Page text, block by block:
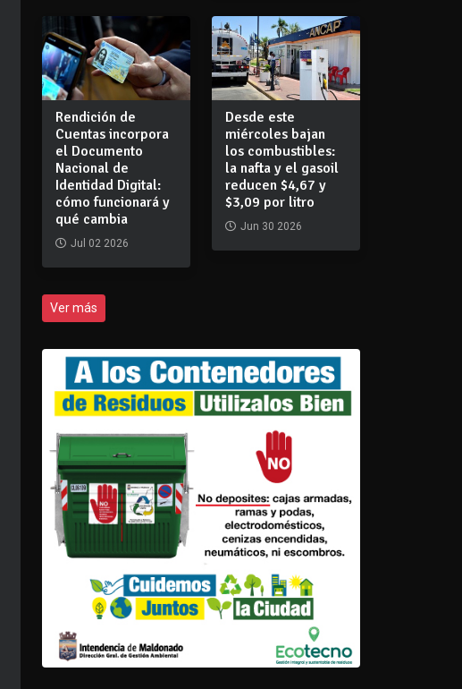
Rendición de
Cuentas incorpora
el Documento
Nacional de
Identidad Digital:
cómo funcionará y
qué cambia
Jul 02 2026
Desde este
miércoles bajan
los combustibles:
la nafta y el gasoil
reducen $4,67 y
$3,09 por litro
Jun 30 2026
Ver más